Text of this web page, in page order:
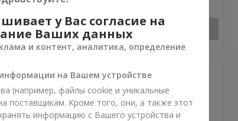
настроение"
Нет в наличии
у Вас согласие на
Ваших данных
и контент, аналитика, определение
на Вашем устройстве
(например, файлы cookie и уникальные
поставщикам. Кроме того, они, а также этот
информацию с Вашего устройства и